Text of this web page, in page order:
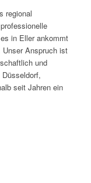
regional
in Eller ankommt
Anspruch ist
und
seit Jahren ein